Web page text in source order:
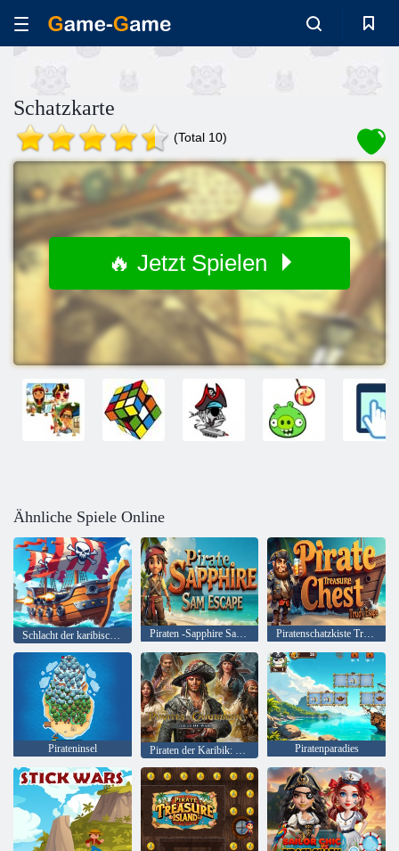
Schatzkarte
(Total 10)
🔥 Jetzt Spielen
Ähnliche Spiele Online
Schlacht der karibischen Schlacht der Piraten Piraten -Sapphire Sam Flucht Piratenschatzkiste Trudy entkommen
Pirateninsel Piratenparadies